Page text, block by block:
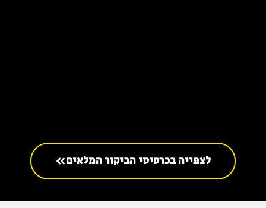
לצפייה בכרטיסי הביקור המלאים